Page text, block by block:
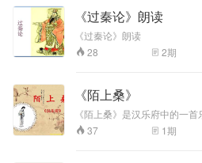
唐庄宗得天下、失天下的典型
盛衰主要是由人事决定的道理
宋王朝执政者：要吸取历史教
微杜渐，甄别人才，励精图治
虚荣。
《过秦论》朗读
《过秦论》朗读
28
2期
《陌上桑》
《陌上桑》是汉乐府中的一首
歌辞》。又名《艳歌罗敷行》
行》。这首诗第一段，写秦罗
37 1期